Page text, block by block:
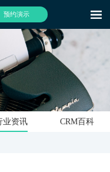
预约演示
业资讯 CRM百科